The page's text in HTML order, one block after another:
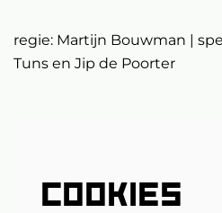
regie: Martijn Bouwman |
Tuns en Jip de Poorter
COOKIES